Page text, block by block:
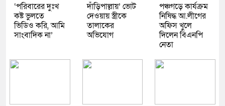
‘পরিবারের দুঃখ
কষ্ট ভুলতে
ভিডিও করি, আমি
সাংবাদিক না’
দাঁড়িপাল্লায়’ ভোট
দেওয়ায় স্ত্রীকে
তালাকের
অভিযোগ
পঞ্চগড়ে কার্যক্রম
নিষিদ্ধ আ.লীগের
অফিস খুলে
দিলেন বিএনপি
নেতা